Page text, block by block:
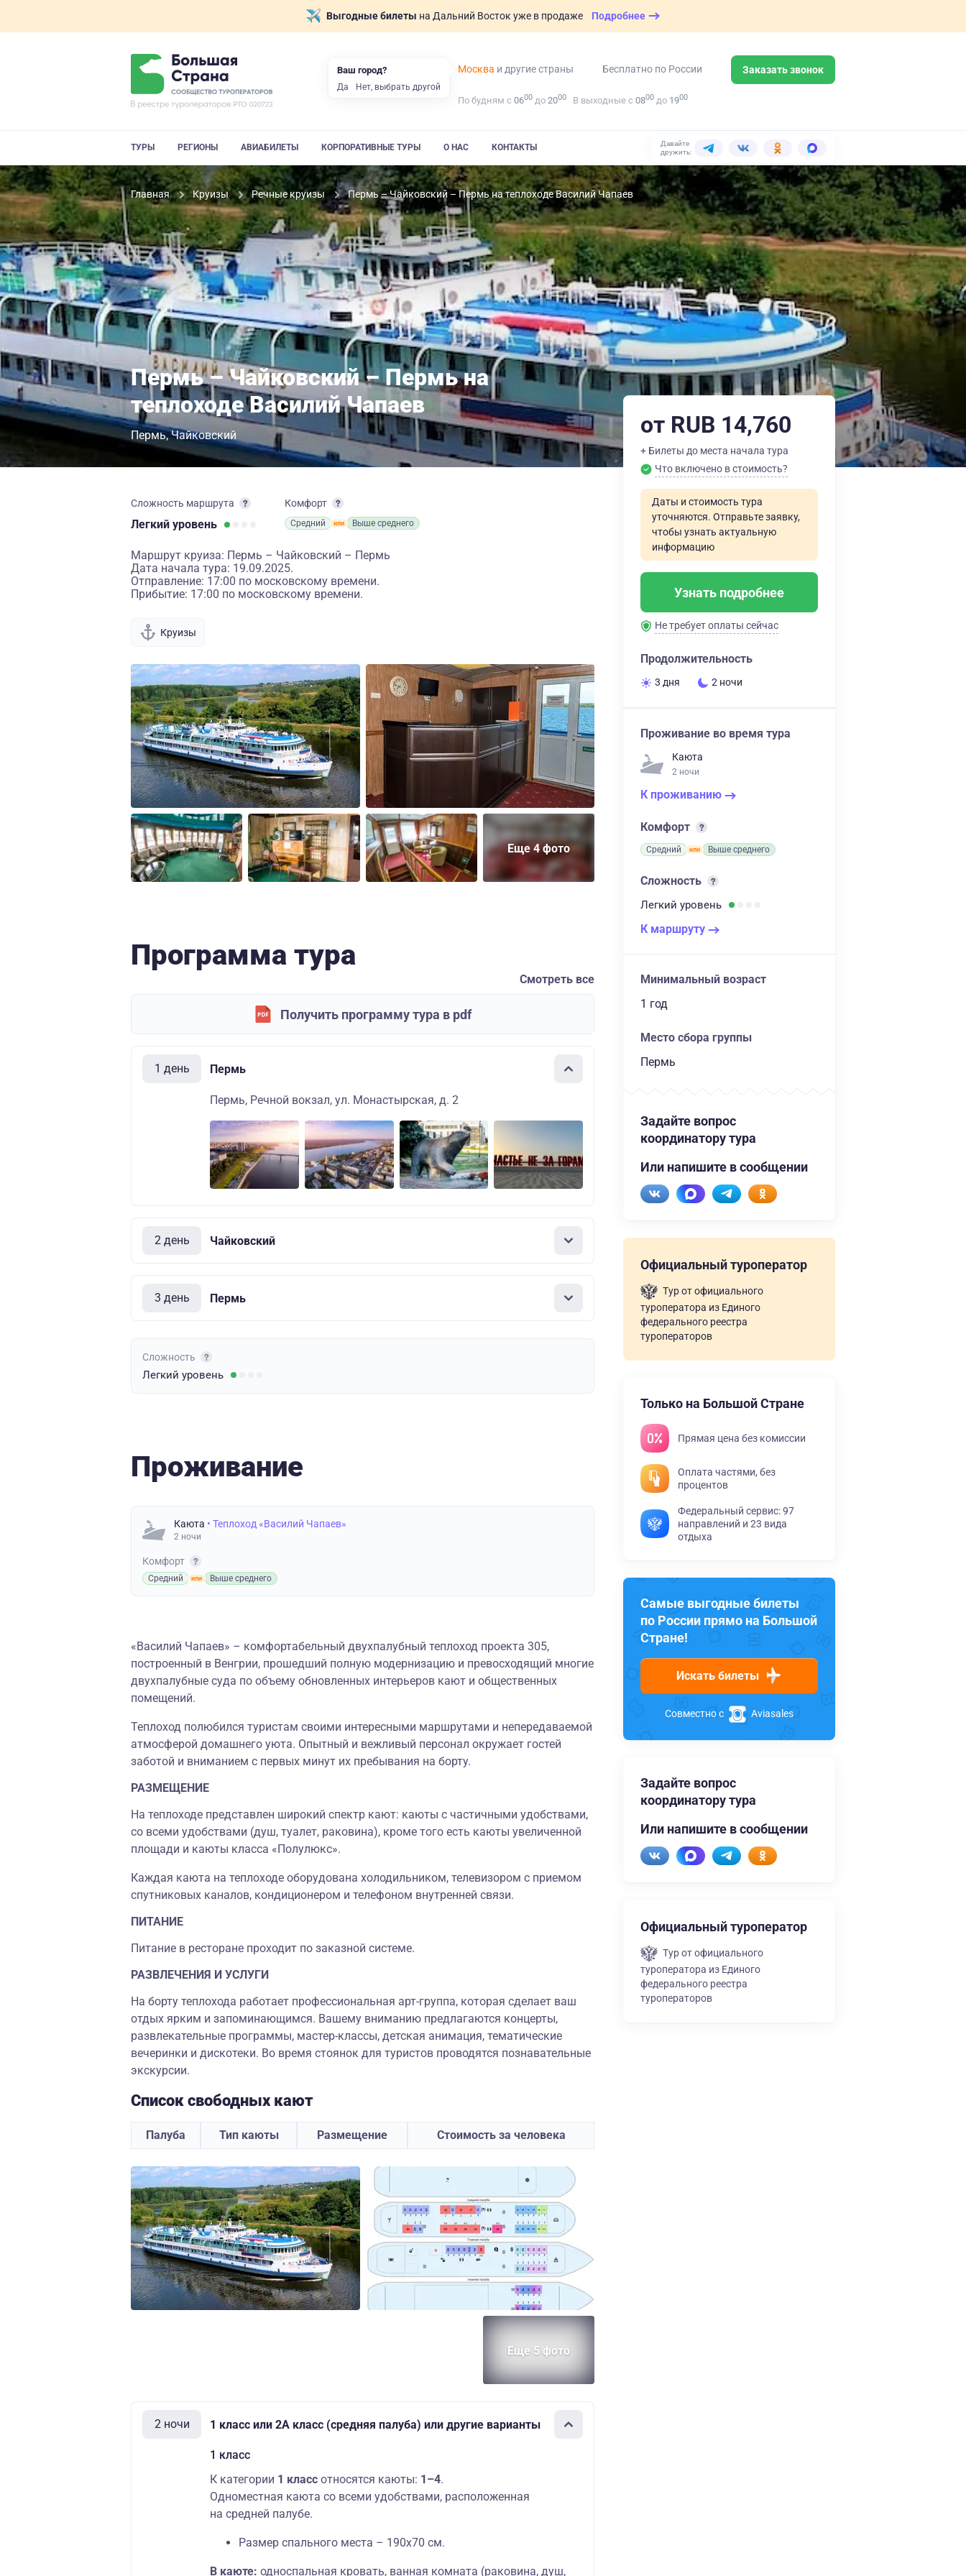
Выгодные билеты на Дальний Восток уже в продаже Подробнее
Москва и другие страны Бесплатно по России Заказать звонок
По будням с 0600 до 2000 В выходные с 0800 до 1900
ТУРЫ РЕГИОНЫ АВИАБИЛЕТЫ КОРПОРАТИВНЫЕ ТУРЫ О НАС КОНТАКТЫ
Давайте
дружить:
Главная Круизы Речные круизы Пермь – Чайковский – Пермь на теплоходе Василий Чапаев
Пермь – Чайковский – Пермь на
теплоходе Василий Чапаев
Пермь Чайковский
Сложность маршрута
Легкий уровень
Комфорт
Средний Выше среднего
Маршрут круиза: Пермь – Чайковский – Пермь
Дата начала тура: 19.09.2025.
Отправление: 17:00 по московскому времени.
Прибытие: 17:00 по московскому времени.
Круизы
Еще 4 фото
Программа тура
Смотреть все
Получить программу тура в pdf
1 день Пермь
Пермь, Речной вокзал, ул. Монастырская, д. 2
2 день Чайковский
3 день Пермь
Сложность
Легкий уровень
Проживание
Каюта • Теплоход «Василий Чапаев»
2 ночи
Комфорт
Средний Выше среднего
«Василий Чапаев» – комфортабельный двухпалубный теплоход проекта 305,
построенный в Венгрии, прошедший полную модернизацию и превосходящий многие
двухпалубные суда по объему обновленных интерьеров кают и общественных
помещений.
Теплоход полюбился туристам своими интересными маршрутами и непередаваемой
атмосферой домашнего уюта. Опытный и вежливый персонал окружает гостей
заботой и вниманием с первых минут их пребывания на борту.
РАЗМЕЩЕНИЕ
На теплоходе представлен широкий спектр кают: каюты с частичными удобствами,
со всеми удобствами (душ, туалет, раковина), кроме того есть каюты увеличенной
площади и каюты класса «Полулюкс».
Каждая каюта на теплоходе оборудована холодильником, телевизором с приемом
спутниковых каналов, кондиционером и телефоном внутренней связи.
ПИТАНИЕ
Питание в ресторане проходит по заказной системе.
РАЗВЛЕЧЕНИЯ И УСЛУГИ
На борту теплохода работает профессиональная арт-группа, которая сделает ваш
отдых ярким и запоминающимся. Вашему вниманию предлагаются концерты,
развлекательные программы, мастер-классы, детская анимация, тематические
вечеринки и дискотеки. Во время стоянок для туристов проводятся познавательные
экскурсии.
Список свободных кают
Палуба Тип каюты Размещение Стоимость за человека
Еще 5 фото
2 ночи 1 класс или 2А класс (средняя палуба) или другие варианты
1 класс
К категории 1 класс относятся каюты: 1–4.
Одноместная каюта со всеми удобствами, расположенная
на средней палубе.
Размер спального места – 190х70 см.
В каюте: односпальная кровать, ванная комната (раковина, душ,
от RUB 14,760
+ Билеты до места начала тура
Что включено в стоимость?
Даты и стоимость тура
уточняются. Отправьте заявку,
чтобы узнать актуальную
информацию
Узнать подробнее
Не требует оплаты сейчас
Продолжительность
3 дня 2 ночи
Проживание во время тура
Каюта
2 ночи
К проживанию
Комфорт
Средний Выше среднего
Сложность
Легкий уровень
К маршруту
Минимальный возраст
1 год
Место сбора группы
Пермь
Задайте вопрос
координатору тура
Или напишите в сообщении
Официальный туроператор
Тур от официального
туроператора из Единого
федерального реестра
туроператоров
Только на Большой Стране
Прямая цена без комиссии
Оплата частями, без
процентов
Федеральный сервис: 97
направлений и 23 вида
отдыха
Самые выгодные билеты
по России прямо на Большой
Стране!
Искать билеты
Совместно с Aviasales
Задайте вопрос
координатору тура
Или напишите в сообщении
Официальный туроператор
Тур от официального
туроператора из Единого
федерального реестра
туроператоров
Ваш город?
Да Нет, выбрать другой